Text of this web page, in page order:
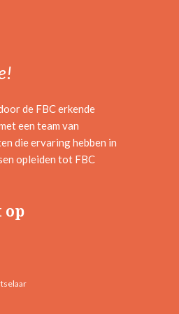
de FBC erkende
een team van
die ervaring hebben in
opleiden tot FBC
op